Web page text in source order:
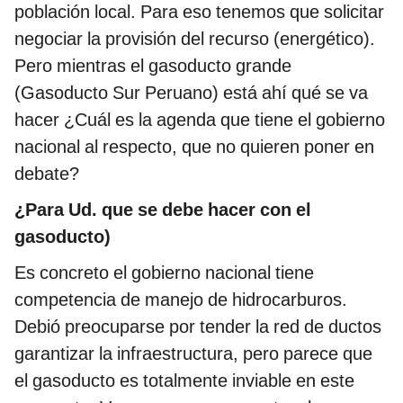
población local. Para eso tenemos que solicitar
negociar la provisión del recurso (energético).
Pero mientras el gasoducto grande
(Gasoducto Sur Peruano) está ahí qué se va
hacer ¿Cuál es la agenda que tiene el gobierno
nacional al respecto, que no quieren poner en
debate?
¿Para Ud. que se debe hacer con el
gasoducto)
Es concreto el gobierno nacional tiene
competencia de manejo de hidrocarburos.
Debió preocuparse por tender la red de ductos
garantizar la infraestructura, pero parece que
el gasoducto es totalmente inviable en este